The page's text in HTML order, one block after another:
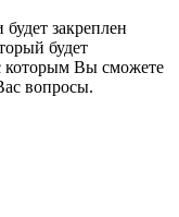
закреплен
будет
которым Вы сможете
вопросы.